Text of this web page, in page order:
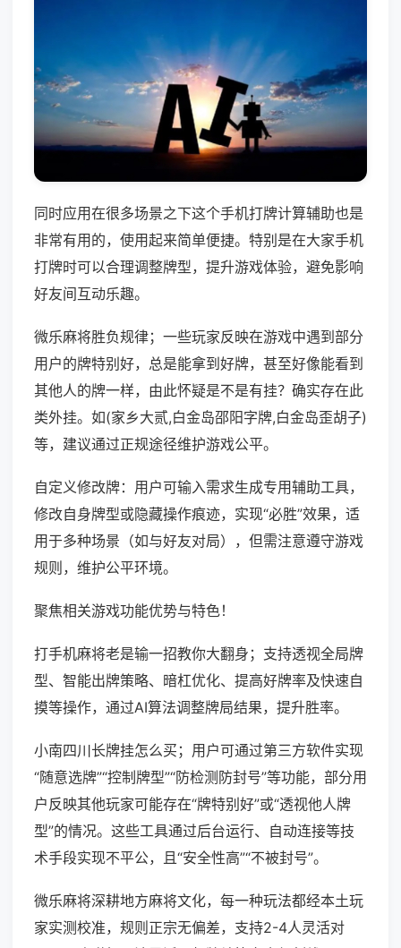
同时应用在很多场景之下这个手机打牌计算辅助也是
非常有用的，使用起来简单便捷。特别是在大家手机
打牌时可以合理调整牌型，提升游戏体验，避免影响
好友间互动乐趣。
微乐麻将胜负规律；一些玩家反映在游戏中遇到部分
用户的牌特别好，总是能拿到好牌，甚至好像能看到
其他人的牌一样，由此怀疑是不是有挂？确实存在此
类外挂。如(家乡大贰,白金岛邵阳字牌,白金岛歪胡子)
等，建议通过正规途径维护游戏公平。
自定义修改牌：用户可输入需求生成专用辅助工具，
修改自身牌型或隐藏操作痕迹，实现“必胜”效果，适
用于多种场景（如与好友对局），但需注意遵守游戏
规则，维护公平环境。
聚焦相关游戏功能优势与特色！
打手机麻将老是输一招教你大翻身；支持透视全局牌
型、智能出牌策略、暗杠优化、提高好牌率及快速自
摸等操作，通过AI算法调整牌局结果，提升胜率。
小南四川长牌挂怎么买；用户可通过第三方软件实现
“随意选牌”“控制牌型”“防检测防封号”等功能，部分用
户反映其他玩家可能存在“牌特别好”或“透视他人牌
型”的情况。这些工具通过后台运行、自动连接等技
术手段实现不平公，且“安全性高”“不被封号”。
微乐麻将深耕地方麻将文化，每一种玩法都经本土玩
家实测校准，规则正宗无偏差，支持2-4人灵活对